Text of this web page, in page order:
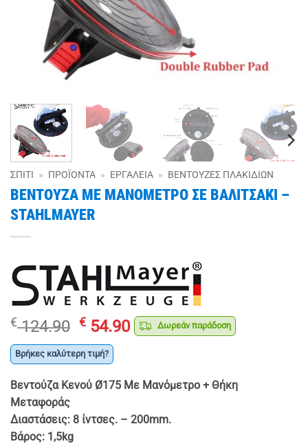
ΣΠΊΤΙ » ΠΡΟΪΌΝΤΑ » ΕΡΓΑΛΕΊΑ » ΒΕΝΤΟΎΖΕΣ ΠΛΑΚΙΔΊΩΝ
ΒΕΝΤΟΥΖΑ ΜΕ ΜΑΝΟΜΕΤΡΟ ΣΕ ΒΑΛΙΤΣΑΚΙ –
STAHLMAYER
€124.90 Original
price
was:
€ 54.90Η
τρέχουσα
€ 54.90.
Δωρεάν παράδοση
Βρήκες καλύτερη τιμή?
Βεντούζα Κενού Ø175 Με Μανόμετρο + Θήκη
Μεταφοράς
Διαστάσεις: 8 ίντσες. – 200mm.
Βάρος: 1,5kg